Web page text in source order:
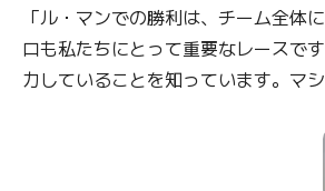
「ル・マンでの勝利は、チーム全
ロも私たちにとって重要なレースで
力していることを知っています。マ